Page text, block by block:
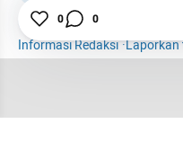
Kementerian ATR
Informasi Redaksi·Laporkan
0 0